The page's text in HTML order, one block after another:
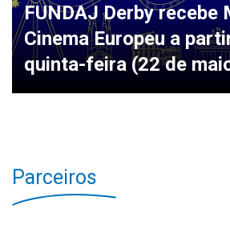
FUNDAJ Derby recebe
Cinema Europeu a
quinta-feira (22 de
Parceiros